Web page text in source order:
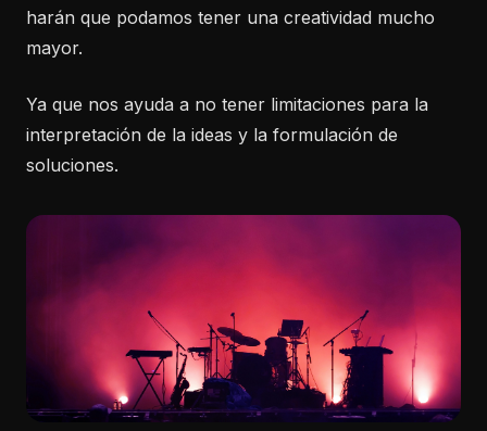
harán que podamos tener una creatividad mucho
mayor.
Ya que nos ayuda a no tener limitaciones para la
interpretación de la ideas y la formulación de
soluciones.